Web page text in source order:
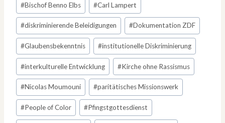
#Bischof Benno Elbs #Carl Lampert
#diskriminierende Beleidigungen #Dokumentation ZDF
#Glaubensbekenntnis #institutionelle Diskriminierung
#interkulturelle Entwicklung #Kirche ohne Rassismus
#Nicolas Moumouni #paritätisches Missionswerk
#People of Color #Pfingstgottesdienst